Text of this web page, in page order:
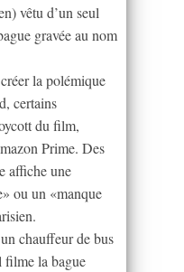
vêtu d’un seul
gravée au nom
la polémique
certains
du film,
Prime. Des
affiche une
ou un «manque
chauffeur de bus
la bague